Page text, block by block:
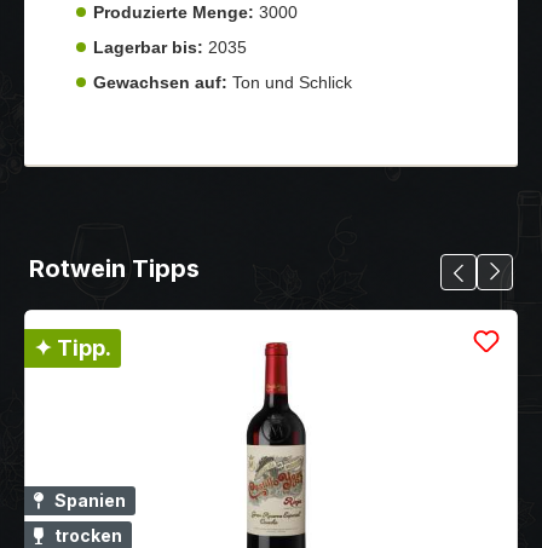
Produzierte Menge: 3000
Lagerbar bis: 2035
Gewachsen auf: Ton und Schlick
Rotwein Tipps
✦ Tipp.
Spanien
trocken